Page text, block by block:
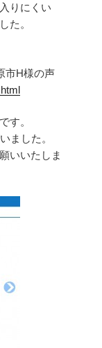
りにくい
た。
市H様の声
す。
ました。
いいたしま